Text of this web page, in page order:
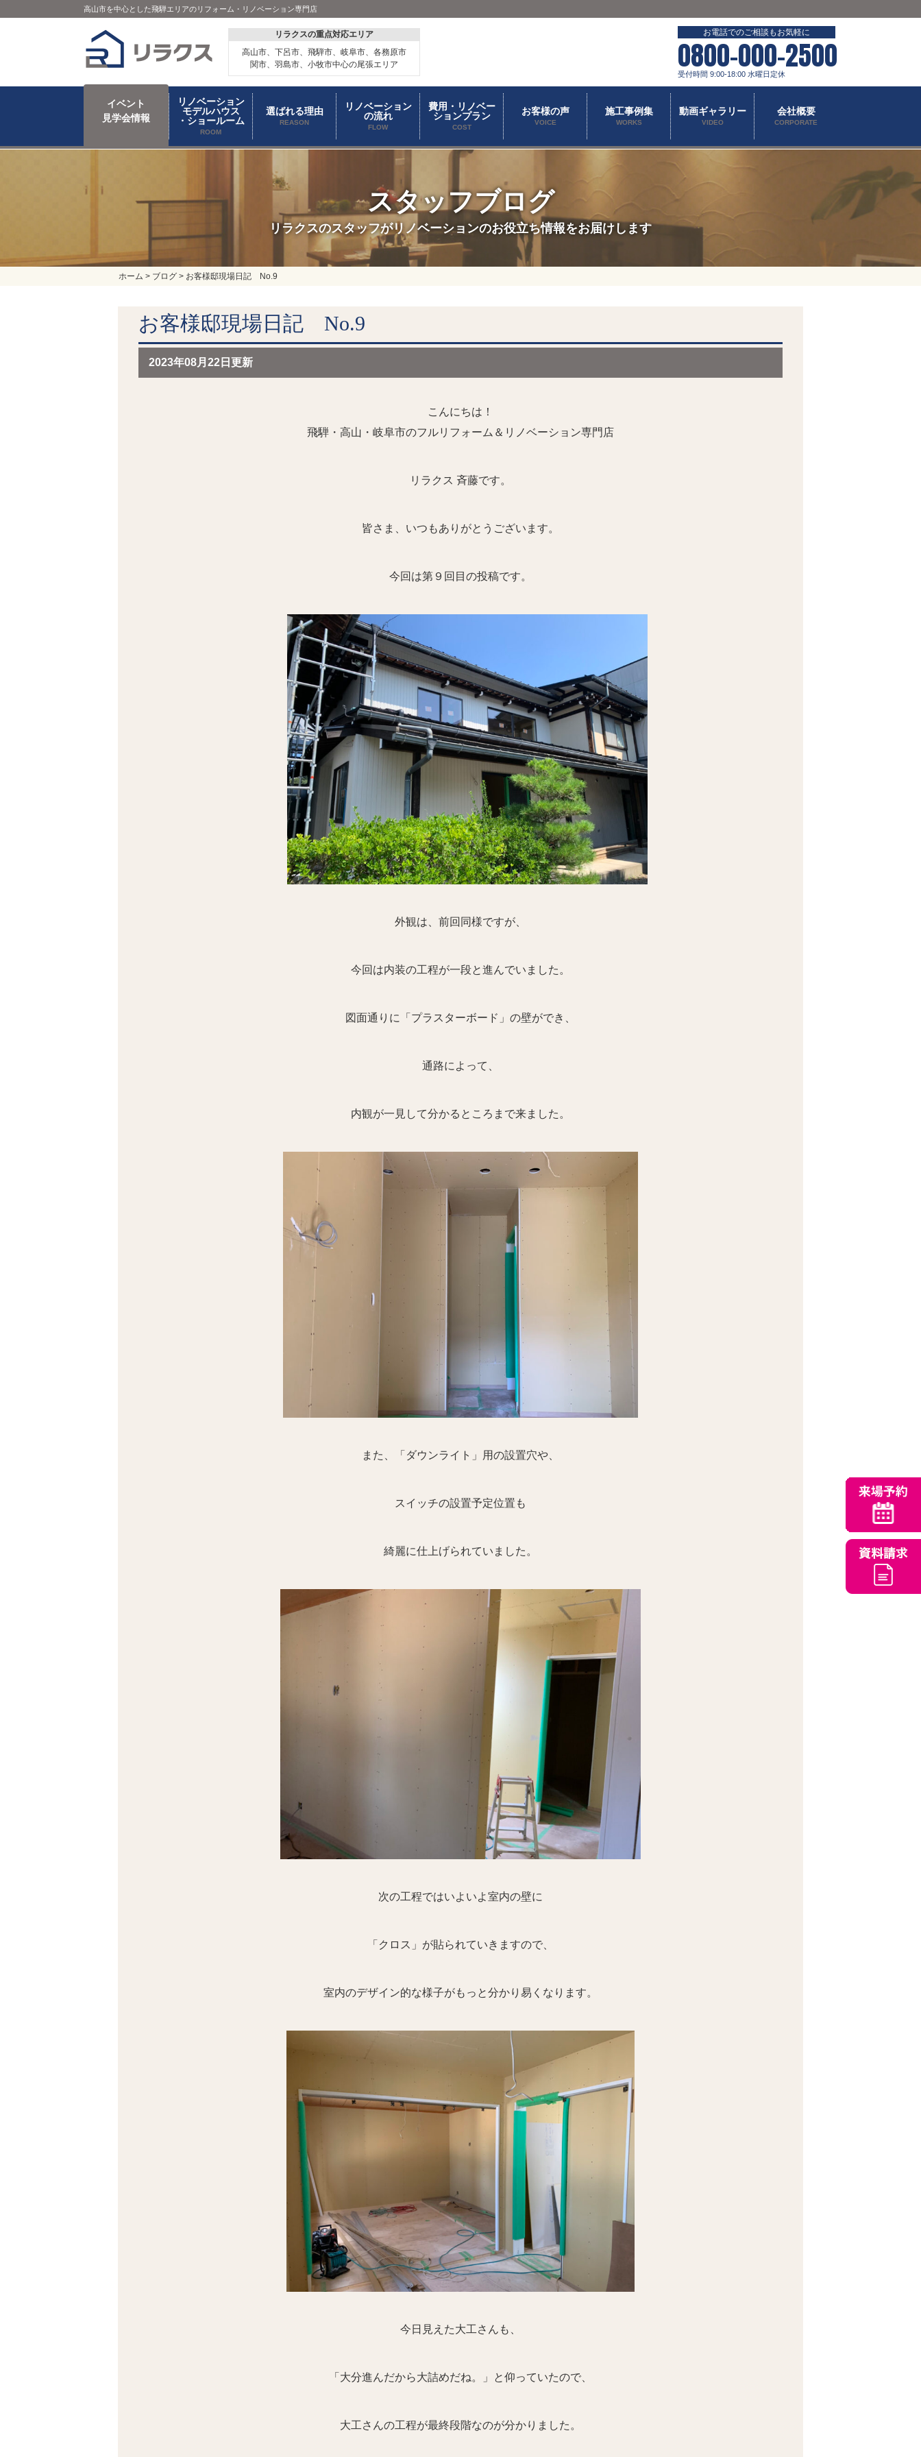
高山市を中心とした飛騨エリアのリフォーム・リノベーション専門店
リラクスの重点対応エリア
高山市、下呂市、飛騨市、岐阜市、各務原市
関市、羽島市、小牧市中心の尾張エリア
お電話でのご相談もお気軽に
0800-000-2500
受付時間 9:00-18:00 水曜日定休
イベント
見学会情報
リノベーション
モデルハウス
・ショールーム
ROOM
選ばれる理由
REASON
リノベーション
の流れ
FLOW
費用・リノベー
ションプラン
COST
お客様の声
VOICE
施工事例集
WORKS
動画ギャラリー
VIDEO
会社概要
CORPORATE
スタッフブログ
リラクスのスタッフがリノベーションのお役立ち情報をお届けします
ホーム > ブログ > お客様邸現場日記 No.9
お客様邸現場日記 No.9
2023年08月22日更新
こんにちは！
飛騨・高山・岐阜市のフルリフォーム＆リノベーション専門店
リラクス 斉藤です。
皆さま、いつもありがとうございます。
今回は第９ 回目の投稿です。
外観は、前回同様ですが、
今回は内装の工程が一段と進んでいました。
図面通りに「プラスターボード」の壁ができ、
通路によって、
内観が一見して分かるところまで来ました。
また、「ダウンライト」用の設置穴や、
スイッチの設置予定位置も
綺麗に仕上げられていました。
次の工程ではいよいよ室内の壁に
「クロス」が貼られていきますので、
室内のデザイン的な様子がもっと分かり易くなります。
今日見えた大工さんも、
「大分進んだから大詰めだね。」と仰っていたので、
大工さんの工程が最終段階なのが分かりました。